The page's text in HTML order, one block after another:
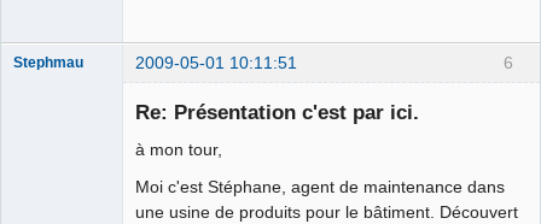
6
Stephmau 2009-05-01 10:11:51
Re: Présentation c'est par ici.
à mon tour,
Moi c'est Stéphane, agent de maintenance dans
une usine de produits pour le bâtiment. Découvert